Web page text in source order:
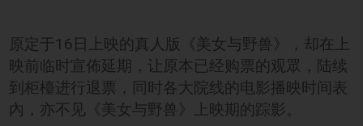
原定于16日上映的真人版《美女与野兽》，却在上
映前临时宣佈延期，让原本已经购票的观眾，陆续
到柜檯进行退票，同时各大院线的电影播映时间表
內，亦不见《美女与野兽》上映期的踪影。